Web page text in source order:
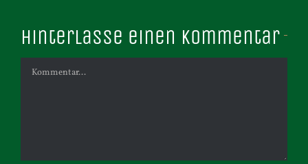
Hinterlasse einen Kommentar
Kommentar